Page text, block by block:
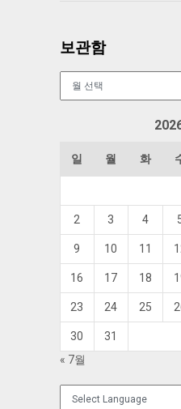
보관함
일 월 화
2 3 4
9 10 11
16 17 18
23 24 25
30
31
« 7월